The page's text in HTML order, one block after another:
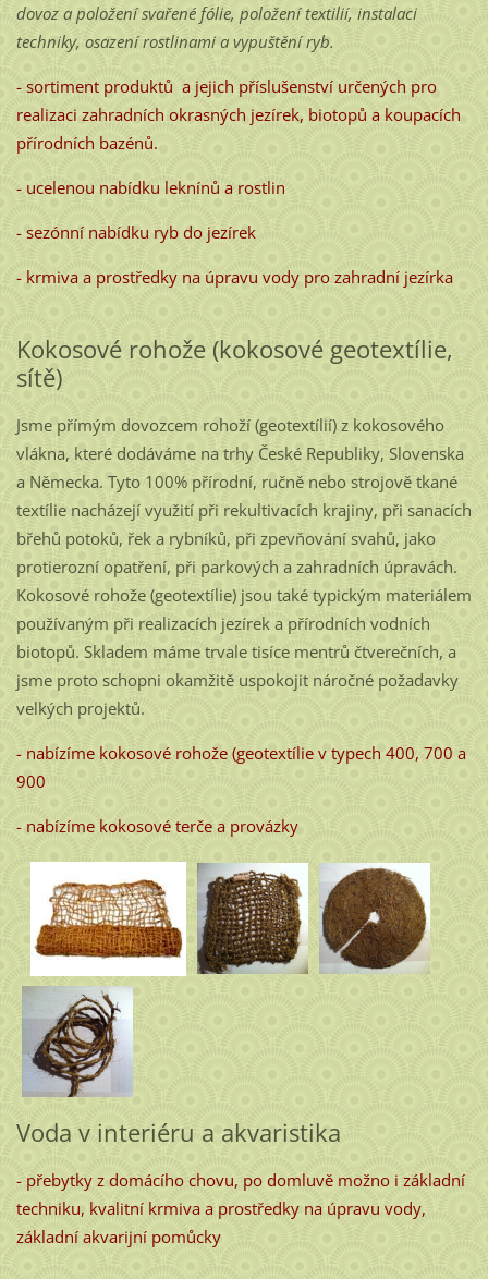
dovoz a položení svařené fólie, položení textilií, instalaci
techniky, osazení rostlinami a vypuštění ryb.
- sortiment produktů a jejich příslušenství určených pro
realizaci zahradních okrasných jezírek, biotopů a koupacích
přírodních bazénů.
- ucelenou nabídku leknínů a rostlin
- sezónní nabídku ryb do jezírek
- krmiva a prostředky na úpravu vody pro zahradní jezírka
Kokosové rohože (kokosové geotextílie,
sítě)
Jsme přímým dovozcem rohoží (geotextílií) z kokosového
vlákna, které dodáváme na trhy České Republiky, Slovenska
a Německa. Tyto 100% přírodní, ručně nebo strojově tkané
textílie nacházejí využití při rekultivacích krajiny, při sanacích
břehů potoků, řek a rybníků, při zpevňování svahů, jako
protierozní opatření, při parkových a zahradních úpravách.
Kokosové rohože (geotextílie) jsou také typickým materiálem
používaným při realizacích jezírek a přírodních vodních
biotopů. Skladem máme trvale tisíce mentrů čtverečních, a
jsme proto schopni okamžitě uspokojit náročné požadavky
velkých projektů.
- nabízíme kokosové rohože (geotextílie v typech 400, 700 a
900
- nabízíme kokosové terče a provázky
Voda v interiéru a akvaristika
- přebytky z domácího chovu, po domluvě možno i základní
techniku, kvalitní krmiva a prostředky na úpravu vody,
základní akvarijní pomůcky